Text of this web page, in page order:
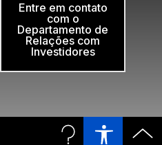
Entre em contato
com o
Departamento de
Relações com
Investidores